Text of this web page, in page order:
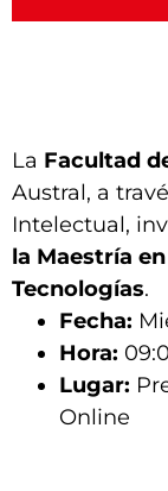
La Facultad
Austral, a
Intelectual,
la Maestría
Tecnologías.
Fecha:
Hora:
Lugar:
Online